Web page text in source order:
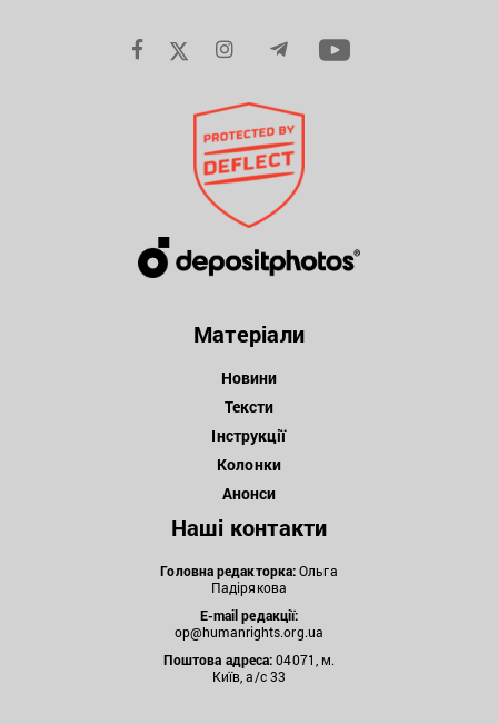
Матеріали
Новини
Тексти
Інструкції
Колонки
Анонси
Наші контакти
Головна редакторка:Ольга
Падірякова
E-mail редакції:
op@humanrights.org.ua
Поштова адреса:04071, м.
Київ, а/с 33